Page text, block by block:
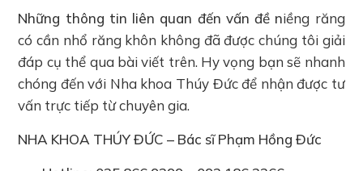
Những thông tin liên quan đến vấn đề niềng răng
có cần nhổ răng khôn không đã được chúng tôi giải
đáp cụ thể qua bài viết trên. Hy vọng bạn sẽ nhanh
chóng đến với Nha khoa Thúy Đức để nhận được tư
vấn trực tiếp từ chuyên gia.
NHA KHOA THÚY ĐỨC – Bác sĩ Phạm Hồng Đức